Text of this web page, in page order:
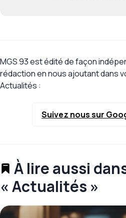
MGS 93 est édité de façon
rédaction en nous ajoutant dans
Actualités :
Suivez nous sur
À lire aussi
« Actualités »